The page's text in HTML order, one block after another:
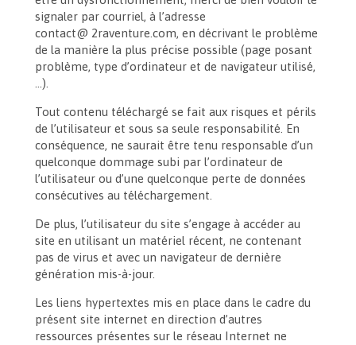
signaler par courriel, à l’adresse
contact@ 2raventure.com, en décrivant le problème
de la manière la plus précise possible (page posant
problème, type d’ordinateur et de navigateur utilisé,
…).
Tout contenu téléchargé se fait aux risques et périls
de l’utilisateur et sous sa seule responsabilité. En
conséquence, ne saurait être tenu responsable d’un
quelconque dommage subi par l’ordinateur de
l’utilisateur ou d’une quelconque perte de données
consécutives au téléchargement.
De plus, l’utilisateur du site s’engage à accéder au
site en utilisant un matériel récent, ne contenant
pas de virus et avec un navigateur de dernière
génération mis-à-jour.
Les liens hypertextes mis en place dans le cadre du
présent site internet en direction d’autres
ressources présentes sur le réseau Internet ne